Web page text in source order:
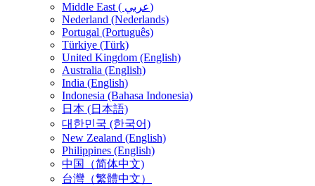
Middle East ( عربي)
Nederland (Nederlands)
Portugal (Português)
Türkiye (Türk)
United Kingdom (English)
Australia (English)
India (English)
Indonesia (Bahasa Indonesia)
日本 (日本語)
대한민국 (한국어)
New Zealand (English)
Philippines (English)
中国（简体中文)
台灣（繁體中文）